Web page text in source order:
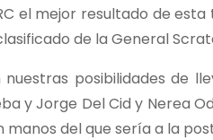
el mejor resultado de
de la General
posibilidades de
y Jorge Del Cid y Nerea
del que sería a la